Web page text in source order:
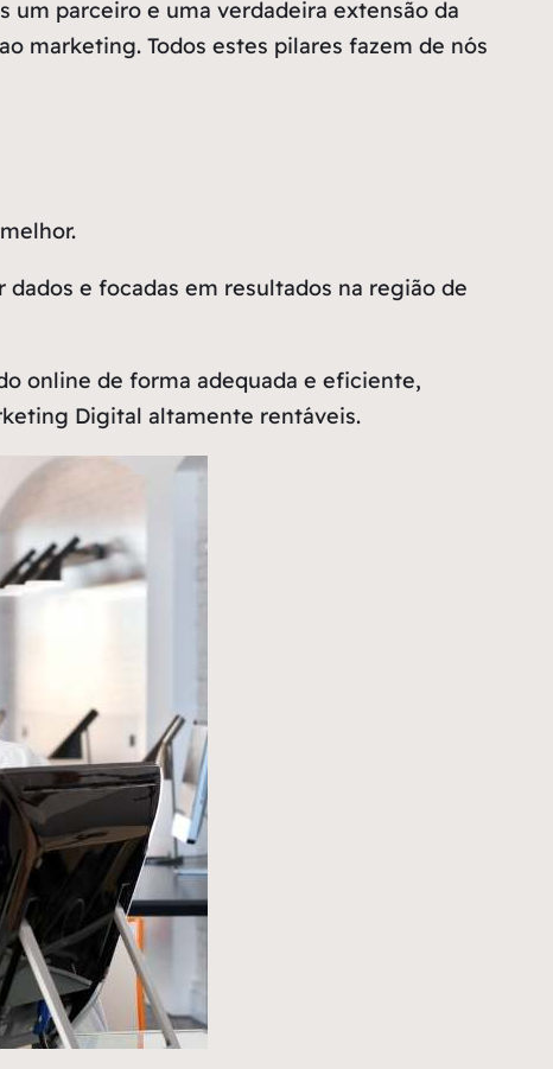
um parceiro e uma verdadeira extensão da
marketing. Todos estes pilares fazem de nós
e focadas em resultados na região de
online de forma adequada e eficiente,
Digital altamente rentáveis.